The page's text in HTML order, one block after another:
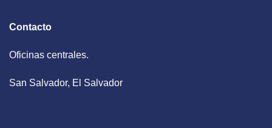
Contacto
Oficinas centrales.
San Salvador, El Salvador